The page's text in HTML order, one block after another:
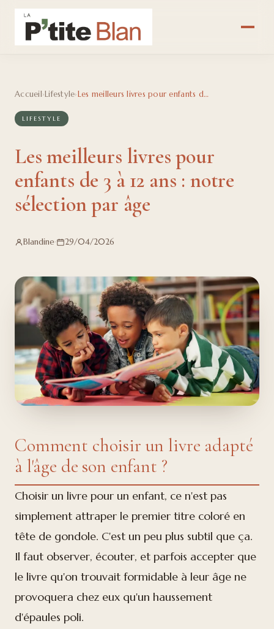
Accueil›Lifestyle› Les meilleurs livres pour enfants de 3 à 12 ans : notre sélection par âge
LIFESTYLE
Les meilleurs livres pour
enfants de 3 à 12 ans : notre
sélection par âge
Blandine· 29/04/2026
Comment choisir un livre adapté
à l'âge de son enfant ?
Choisir un livre pour un enfant, ce n'est pas
simplement attraper le premier titre coloré en
tête de gondole. C'est un peu plus subtil que ça.
Il faut observer, écouter, et parfois accepter que
le livre qu'on trouvait formidable à leur âge ne
provoquera chez eux qu'un haussement
d'épaules poli.